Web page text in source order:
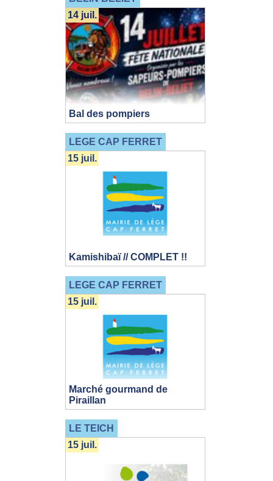
Bal des pompiers
14 juil.
LEGE CAP FERRET
Kamishibaï // COMPLET !!
15 juil.
LEGE CAP FERRET
Marché gourmand de
Piraillan
15 juil.
LE TEICH
15 juil.